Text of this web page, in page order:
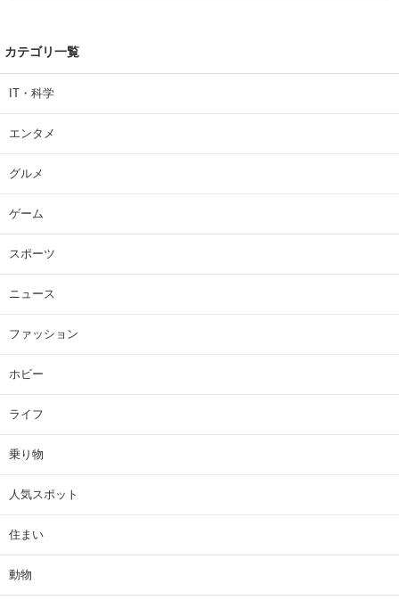
カテゴリ一覧
IT・科学
エンタメ
グルメ
ゲーム
スポーツ
ニュース
ファッション
ホビー
ライフ
乗り物
人気スポット
住まい
動物